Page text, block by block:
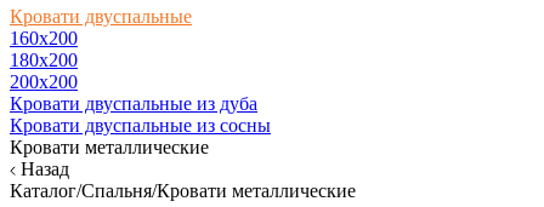
Кровати двуспальные
160х200
180x200
200x200
Кровати двуспальные из дуба
Кровати двуспальные из сосны
Кровати металлические
Назад
Каталог/Спальня/Кровати металлические